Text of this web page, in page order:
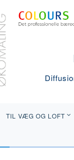
TIL VÆG OG LOFT